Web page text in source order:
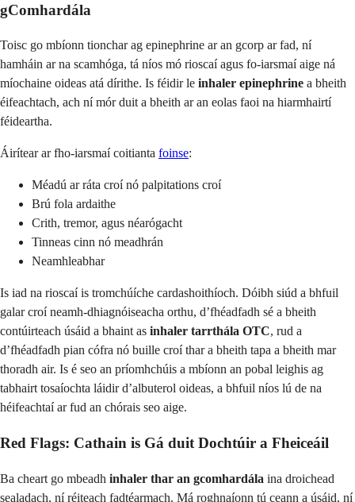
gComhardála
Toisc go mbíonn tionchar ag epinephrine ar an gcorp ar fad, ní
hamháin ar na scamhóga, tá níos mó rioscaí agus fo-iarsmaí aige ná
míochaine oideas atá dírithe. Is féidir le inhaler epinephrine a bheith
éifeachtach, ach ní mór duit a bheith ar an eolas faoi na hiarmhairtí
féideartha.
Áirítear ar fho-iarsmaí coitianta foinse:
Méadú ar ráta croí nó palpitations croí
Brú fola ardaithe
Crith, tremor, agus néarógacht
Tinneas cinn nó meadhrán
Neamhleabhar
Is iad na rioscaí is tromchúíche cardashoithíoch. Dóibh siúd a bhfuil
galar croí neamh-dhiagnóiseacha orthu, d’fhéadfadh sé a bheith
contúirteach úsáid a bhaint as inhaler tarrthála OTC, rud a
d’fhéadfadh pian cófra nó buille croí thar a bheith tapa a bheith mar
thoradh air. Is é seo an príomhchúis a mbíonn an pobal leighis ag
tabhairt tosaíochta láidir d’albuterol oideas, a bhfuil níos lú de na
héifeachtaí ar fud an chórais seo aige.
Red Flags: Cathain is Gá duit Dochtúir a Fheiceáil
Ba cheart go mbeadh inhaler thar an gcomhardála ina droichead
sealadach, ní réiteach fadtéarmach. Má roghnaíonn tú ceann a úsáid, ní